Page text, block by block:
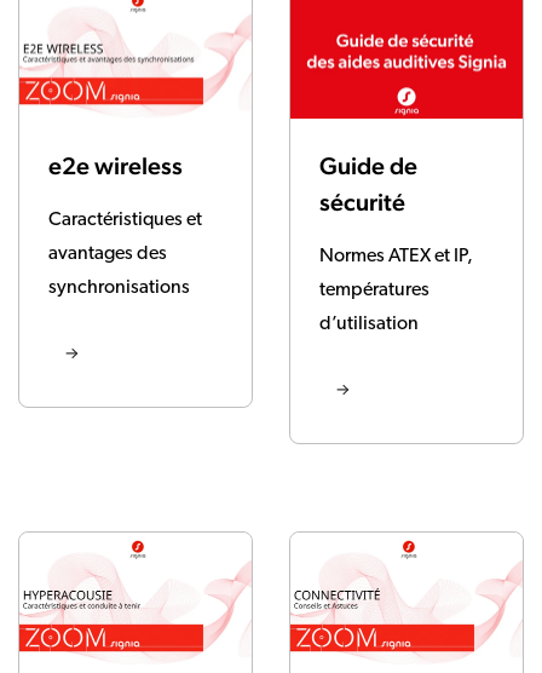
e2e wireless
Caractéristiques et
avantages des
synchronisations
Guide de
sécurité
Normes ATEX et IP,
températures
d’utilisation